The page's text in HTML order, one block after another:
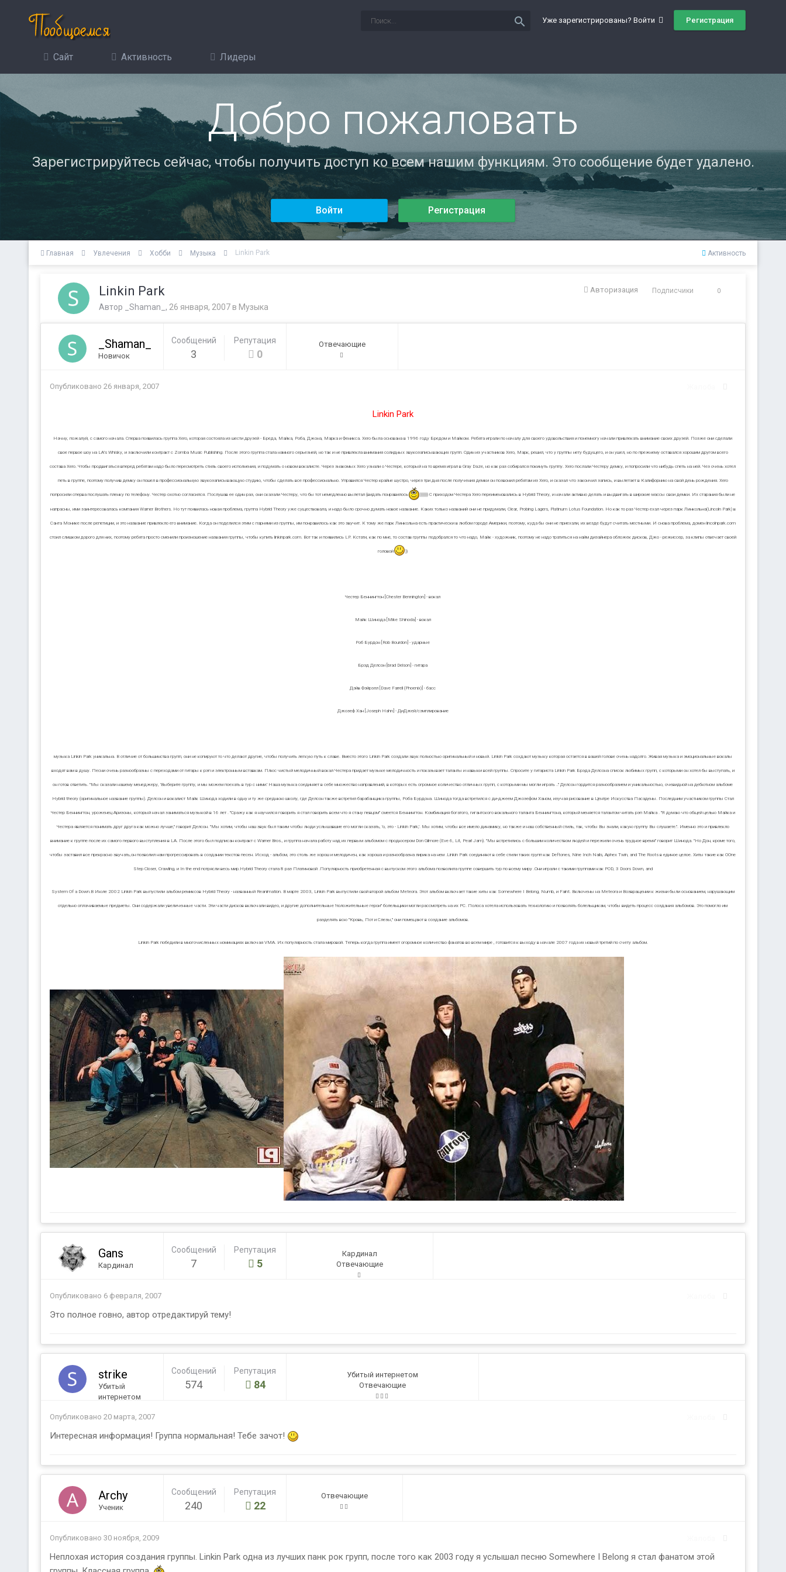
Уже зарегистрированы? Войти Регистрация
search
Сайт Активность Лидеры
Добро пожаловать
Зарегистрируйтесь сейчас, чтобы получить доступ ко всем нашим функциям. Это сообщение будет удалено.
Войти Регистрация
Активность
Главная Увлечения Хобби Музыка Linkin Park
Авторизация Подписчики 0
Linkin Park
Автор _Shaman_ , 26 января, 2007в Музыка
_Shaman_
Новичок
Сообщений
3
Репутация
0
Отвечающие
Опубликовано 26 января, 2007
Linkin Park
Начну, пожалуй, с самого начала. Сперва появилась группа Xero, которая состояла из шести друзей - Бреда, Майка, Роба, Джона, Марка и Феникса. Xero была основана в 1996 году Бредом и Майком. Ребята играли по началу для своего удовольствия и понемногу начали привлекать внимание своих друзей. Позже они сделали
свое первое шоу на LA's Whisky, и заключили контракт с Zomba Music Publishing. После этого группа стала намного серьезней, но так и не привлекла внимания солидных звукозаписывающих групп. Один из участников Xero, Марк, решил, что у группы нету будущего, и он ушел, но по прежнему оставался хорошим другом всего
состава Xero. Чтобы продвигаться вперед ребятам надо было пересмотреть стиль своего исполнения, и подумать о новом вокалисте. Через знакомых Xero узнали о Честере, который на то время играл в Gray Daze, но как раз собирался покинуть группу. Xero послали Честеру демку, и попросили что нибудь спеть на ней. Чез очень хотел
петь в группе, поэтому получив демку он пошел в профессиональную звукозаписывающую студию, чтобы сделать все профессионально. Управился Честер крайне шустро, через три дня после получения демки он позвонил ребятам из Xero, и сказал что закончил запись, и вылетает в Калифорнию на свой день рождения. Xero
попросили сперва послушать пленку по телефону. Честер охотно согласился. Послушав ее один раз, они сказали Честеру, что бы тот немедленно вылетал (видать понравилось ))))))) С приходом Честера Xero переименовались в Hybrid Theory, и начали активно делать и выдвигать в широкие массы свои демки. Их старания были не
напрасны, ими заинтересовалась компания Warner Brothers. Но тут появилась новая проблема, группа Hybrid Theory уже существовала, и надо было срочно думать новое название. Каких только названий они не придумали, Clear, Probing Lagers, Platinum Lotus Foundation. Но как то раз Честер ехал через парк Линкольна(Lincoln Park) в
Санта Монике после репетиции, и это название привлекло его внимание. Когда он поделился этим с парнями из группы, им понравилось как это звучит. К тому же парк Линкольна есть практически в любом городе Америки, поэтому, куда бы они не приехали, их везде будут считать местными. И снова проблема, домен lincolnpark.com
стоил слишком дорого для них, поэтому ребята просто сменили произношение названия группы, чтобы купить linkinpark.com. Вот так и появились LP. Кстати, как по мне, то состав группы подобрался то что надо, Майк - художник, поэтому не надо тратиться на найм дизайнера обложек дисков, Джо - режиссер, за клипы отвечает своей
головой ))
Честер Беннингтон [Chester Bennington] - вокал
Майк Шинода [Mike Shinoda] - вокал
Роб Бурдон [Rob Bourdon] - ударные
Брэд Делсон [brad Delson] - гитара
Дэйв Фэйрэлл [Dave Farrell (Phoenix)] - басс
Джозеф Хан [Joseph Hahn] - ДиДжей/сэмплирование
музыка Linkin Park уникальна. В отличие от большинства групп, они не копируют то что делают другие, чтобы получить легкую путь к славе. Вместо этого Linkin Park создали звук полностью оригинальный и новый. Linkin Park сохдают музыку которая остается в вашей голове очень надолго. Живая музыка и эмоциональные вокалы
входят вам в душу. Песни очень разнообразны с переходами от гитары к рэп и электронным вставкам. Плюс чистый мелодичный вокал Честера придает музыке мелодичность и показывает таланты и навыки всей группы. Спросите у гитариста Linkin Park Брэда Делсона список любимых групп, с которыми он хотел бы выступать, и
он готов ответить. "Мы сказали нашему менеджеру, 'Выберите группу, и мы можем поехать в тур с ними.' Наша музыка соединяет в себе множество направлений, в которых есть огромное количество отличных групп, с которыми мы могли играть .." Делсон гордится разнообразием и уникальностью, очевидной на дебютном альбоме
Hybrid theory (оригинальное название группы). Делсон и вокалист Майк Шинода ходили в одну и ту же среднюю школу, где Делсон также встретил барабанщика группы, Роба Бурдона. Шинода тогда встретился с ди-джеем Джозефом Ханом, изучая рисование в Центре Искусства Пасадены. Последним участником группы Стал
Честер Беннингтон, уроженец Аризоны, который начал заниматься музыкой в 16 лет . "Сражу как я научился говорить я стал говорить всем что я стану певцом" смеется Беннингтон. Комбинация богатого, гигантского вокального таланта Беннингтона, который меняется талантом читать рэп Майка . "Я думаю что общей целью Майка и
Честера является понимать друг друга как можно лучше," говорит Делсон. "Мы хотим, чтобы наш звук был таким чтобы люди услышавшие его могли сказать, 'о, это - Linkin Park,'. Мы хотим, чтобы все имело динамику, но также и наш собственный стиль, так, чтобы Вы знали, какую группу Вы слушаете.". Именно это и привлекло
внимание к группе после их самого первого выступления в LA. После этого был подписан контракт с Warner Bros., и группа начала работу над их первым альбомом с продюсером Don Gilmore (Eve 6, Lit, Pearl Jam). "Мы встретились с большим количеством людей и пережили очень трудное время" говорит Шинода. "Но Дон, кроме того,
чтобы заставил все прекрасно звучать,он позволил нам прогрессировать в создании текстов песен. Исход - альбом, это столь же хорош и мелодичен, как хороша и разнообразна лирика на нем .Linkin Park соединяют в себе стили таких групп как Deftones, Nine Inch Nails, Aphex Twin, and The Roots в единое целое. Хиты такие как ОOne
Step Closer, Crawling, и In the end потрясли весь мир.Hybrid Theory стала 8 раз Платиновой .Популярность приобретенная с выпуском этого альбома позволила группе совершить тур по всему миру .Они играли с такими группами как POD, 3 Doors Down, and
System Of a Down.В Июле 2002 Linkin Park выпустили альбом ремиксов Hybrid Theory - названный Reanimation. В марте 2003, Linkin Park выпустили свой второй альбом Meteora. Этот альбом включает такие хиты как Somewhere I Belong, Numb, и Faint. Включены на Meteora и Возвращении к жизни были основанием, нарушающим
отдельно оплачиваемые предметы. Они содержали увеличенные части. Эти части дисков включали видео, и другие дополнительные 'положительные герои" болельщики могли рассмотреть на их PC. Полоса хотела использовать технологию и позволять болельщикам, чтобы видеть процесс создания альбомов. Это помогло им
разделять всю "Кровь, Пот и Слезы," они помещают в создание альбомов.
Linkin Park победили в многочисленных номинациях включая VMA. Их популярность стала мировой. Теперь когда группа имеет огоромное количество фанатов во всем мире , готовится к выходу в начале 2007 года их новый третий по счету альбом.
Gans
Кардинал
Сообщений
7
Репутация
5
Кардинал
Отвечающие
Опубликовано 6 февраля, 2007
Это полное говно, автор отредактируй тему!
strike
Убитый
интернетом
Сообщений
574
Репутация
84
Убитый интернетом
Отвечающие
Опубликовано 20 марта, 2007
Интересная информация! Группа нормальная! Тебе зачот!
Archy
Ученик
Сообщений
240
Репутация
22
Отвечающие
Опубликовано 30 ноября, 2009
Неплохая история создания группы. Linkin Park одна из лучших панк рок групп, после того как 2003 году я услышал песню Somewhere I Belong я стал фанатом этой